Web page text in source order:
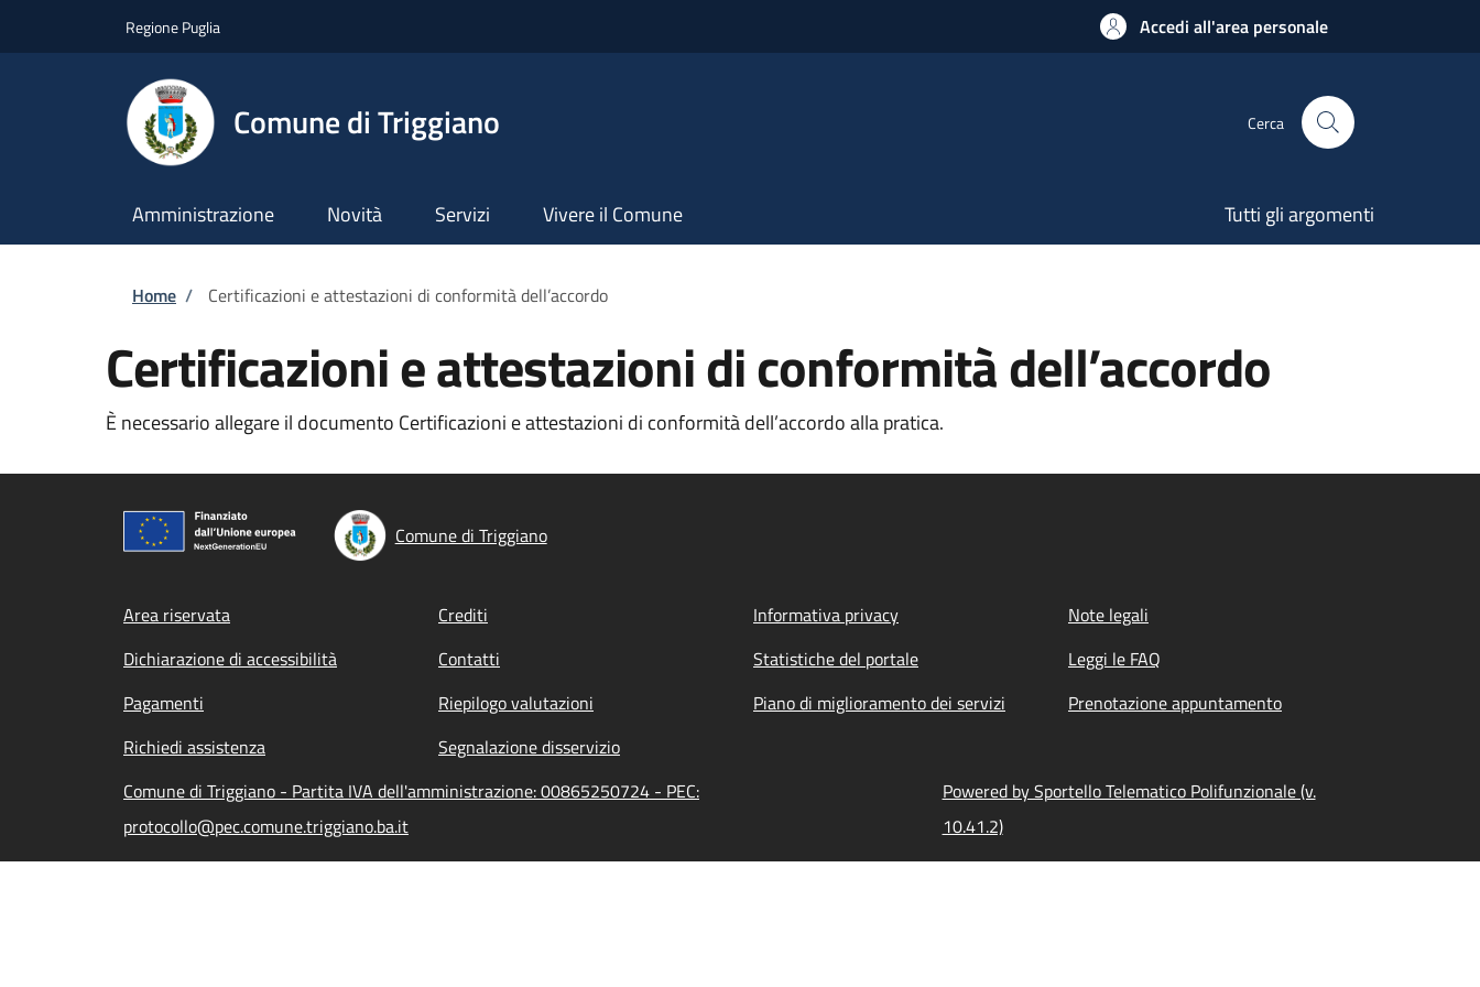
Regione Puglia Accedi all'area personale
Comune di Triggiano Cerca
Amministrazione Novità Servizi Vivere il Comune Tutti gli argomenti
Briciole di pane
Home / Certificazioni e attestazioni di conformità dell’accordo
Certificazioni e attestazioni di conformità dell’accordo
È necessario allegare il documento Certificazioni e attestazioni di conformità dell’accordo alla pratica.
Comune di Triggiano
Footer menu
Area riservata Crediti Informativa privacy
Note legali
Dichiarazione di accessibilità
Contatti Statistiche del portale
Leggi le FAQ
Pagamenti
Riepilogo valutazioni Piano di miglioramento dei servizi
Prenotazione appuntamento
Richiedi assistenza
Segnalazione disservizio
Comune di Triggiano - Partita IVA dell'amministrazione: 00865250724 - PEC:
protocollo@pec.comune.triggiano.ba.it
Powered by Sportello Telematico Polifunzionale (v.
10.41.2)